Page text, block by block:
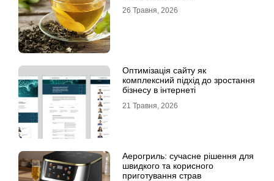
26 Травня, 2026
Оптимізація сайту як
комплексний підхід до зростання
бізнесу в інтернеті
21 Травня, 2026
Аерогриль: сучасне рішення для
швидкого та корисного
приготування страв